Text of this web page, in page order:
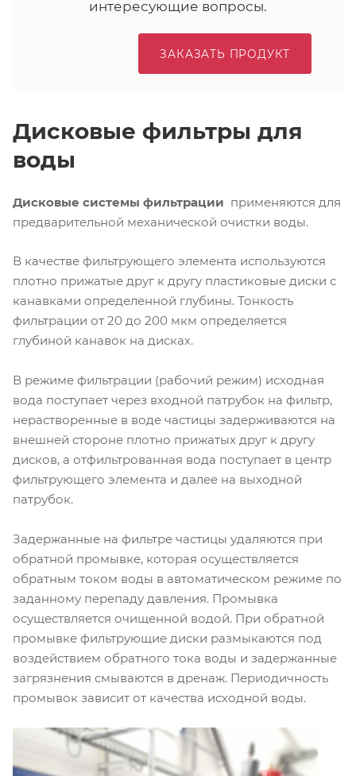
интересующие вопросы.
ЗАКАЗАТЬ ПРОДУКТ
Дисковые фильтры для
воды
Дисковые системы фильтрации применяются для
предварительной механической очистки воды.
В качестве фильтрующего элемента используются
плотно прижатые друг к другу пластиковые диски с
канавками определенной глубины. Тонкость
фильтрации от 20 до 200 мкм определяется
глубиной канавок на дисках.
В режиме фильтрации (рабочий режим) исходная
вода поступает через входной патрубок на фильтр,
нерастворенные в воде частицы задерживаются на
внешней стороне плотно прижатых друг к другу
дисков, а отфильтрованная вода поступает в центр
фильтрующего элемента и далее на выходной
патрубок.
Задержанные на фильтре частицы удаляются при
обратной промывке, которая осуществляется
обратным током воды в автоматическом режиме по
заданному перепаду давления. Промывка
осуществляется очищенной водой. При обратной
промывке фильтрующие диски размыкаются под
воздействием обратного тока воды и задержанные
загрязнения смываются в дренаж. Периодичность
промывок зависит от качества исходной воды.